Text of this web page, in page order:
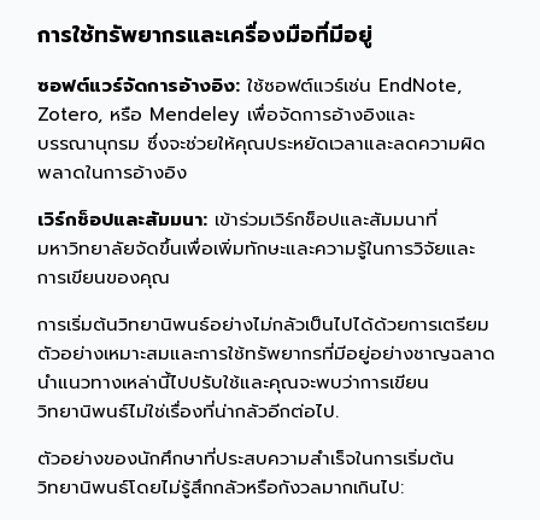
การใช้ทรัพยากรและเครื่องมือที่มีอยู่
ซอฟต์แวร์จัดการอ้างอิง: ใช้ซอฟต์แวร์เช่น EndNote,
Zotero, หรือ Mendeley เพื่อจัดการอ้างอิงและ
บรรณานุกรม ซึ่งจะช่วยให้คุณประหยัดเวลาและลดความผิด
พลาดในการอ้างอิง
เวิร์กช็อปและสัมมนา: เข้าร่วมเวิร์กช็อปและสัมมนาที่
มหาวิทยาลัยจัดขึ้นเพื่อเพิ่มทักษะและความรู้ในการวิจัยและ
การเขียนของคุณ
การเริ่มต้นวิทยานิพนธ์อย่างไม่กลัวเป็นไปได้ด้วยการเตรียม
ตัวอย่างเหมาะสมและการใช้ทรัพยากรที่มีอยู่อย่างชาญฉลาด
นำแนวทางเหล่านี้ไปปรับใช้และคุณจะพบว่าการเขียน
วิทยานิพนธ์ไม่ใช่เรื่องที่น่ากลัวอีกต่อไป.
ตัวอย่างของนักศึกษาที่ประสบความสำเร็จในการเริ่มต้น
วิทยานิพนธ์โดยไม่รู้สึกกลัวหรือกังวลมากเกินไป: